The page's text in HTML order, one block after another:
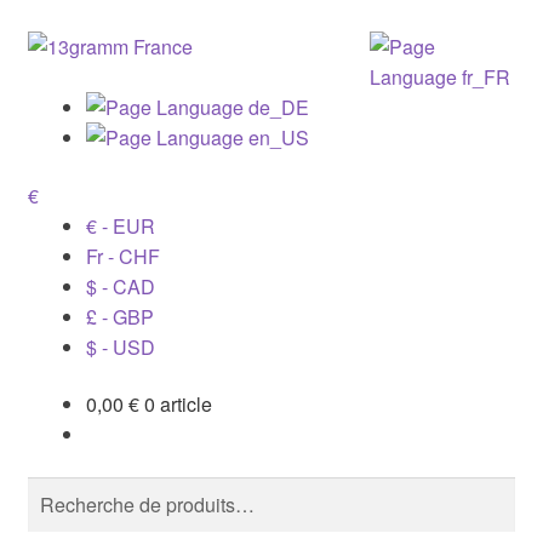
€
€ - EUR
Fr - CHF
$ - CAD
£ - GBP
$ - USD
0,00 €0 article
Recherche
pour :
Recherche